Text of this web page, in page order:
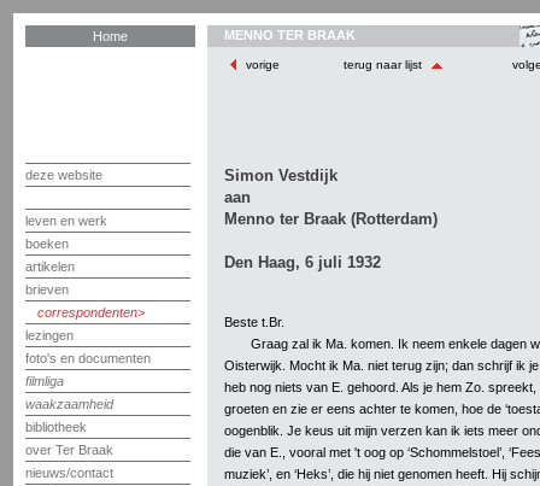
Home
deze website
leven en werk
boeken
artikelen
brieven
correspondenten
lezingen
foto's en documenten
filmliga
waakzaamheid
bibliotheek
over Ter Braak
nieuws/contact
MENNO TER BRAAK
vorige terug naar lijst
Simon Vestdijk
aan
Menno ter Braak (Rotterdam)
Den Haag, 6 juli 1932
Beste t.Br.
Graag zal ik Ma. komen. Ik neem enkele dagen
Oisterwijk. Mocht ik Ma. niet terug zijn; dan schrijf ik
heb nog niets van E. gehoord. Als je hem Zo. spreekt,
groeten en zie er eens achter te komen, hoe de
oogenblik. Je keus uit mijn verzen kan ik iets meer
die van E., vooral met 't oog op ‘Schommelstoel’,
muziek’, en ‘Heks’, die hij niet genomen heeft. Hij